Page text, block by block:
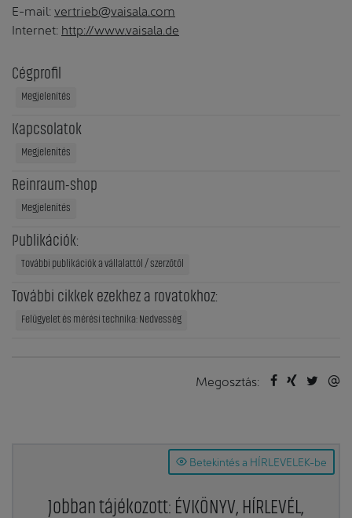
E-mail:vertrieb@vaisala.com
Internet: http://www.vaisala.de
Cégprofil
Megjelenítés
Kapcsolatok
Megjelenítés
Reinraum-shop
Megjelenítés
Publikációk:
További publikációk a vállalattól / szerzőtől
További cikkek ezekhez a rovatokhoz:
Felügyelet és mérési technika: Nedvesség
Megosztás:
Betekintés a HÍRLEVELEK-be
Jobban tájékozott: ÉVKÖNYV, HÍRLEVÉL,